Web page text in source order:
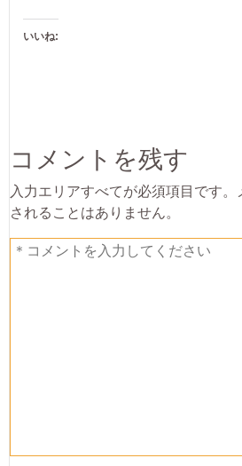
いいね:
コメントを残す
入力エリアすべてが必須項目です
されることはありません。